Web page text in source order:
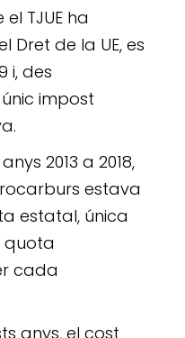
TJUE ha
Dret de la UE, es
i, des
únic impost
2013 a 2018,
estava
estatal, única
quota
cada
anys, el cost